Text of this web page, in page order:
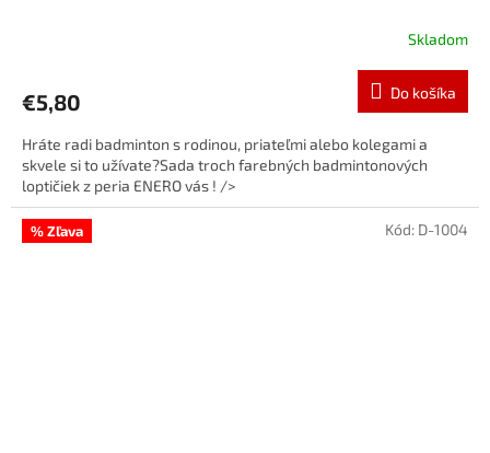
Skladom
€5,80 Do košíka
Hráte radi badminton s rodinou, priateľmi alebo kolegami a
skvele si to užívate?Sada troch farebných badmintonových
loptičiek z peria ENERO vás ! />
% Zľava Kód: D-1004